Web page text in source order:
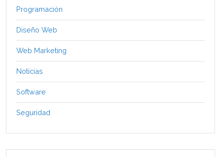
Programación
Diseño Web
Web Marketing
Noticias
Software
Seguridad